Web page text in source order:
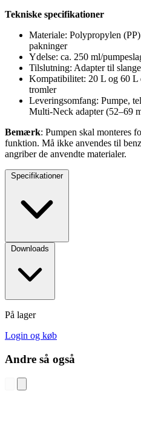
Tekniske specifikationer
Materiale: Polypropylen
pakninger
Ydelse: ca. 250 ml/
Tilslutning: Adapter til
Kompatibilitet: 20 L og 60 L
tromler
Leveringsomfang: Pumpe,
Multi-Neck adapter (52–69
Bemærk: Pumpen skal monteres
funktion. Må ikke anvendes til
angriber de anvendte materialer.
Specifikationer
Downloads
På lager
Login og køb
Andre så også